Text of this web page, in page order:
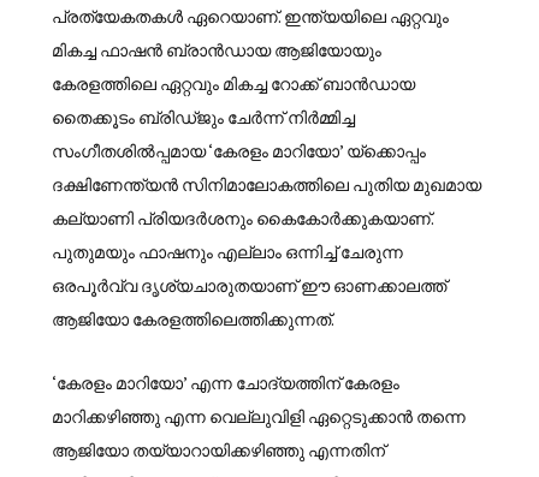
പ്രത്യേകതകള്‍ ഏറെയാണ്. ഇന്ത്യയിലെ ഏറ്റവും
മികച്ച ഫാഷന്‍ ബ്രാന്‍ഡായ ആജിയോയും
കേരളത്തിലെ ഏറ്റവും മികച്ച റോക്ക് ബാന്‍ഡായ
തൈക്കൂടം ബ്രിഡ്ജും ചേര്‍ന്ന് നിര്‍മ്മിച്ച
സംഗീതശില്‍പ്പമായ ‘കേരളം മാറിയോ’ യ്ക്കൊപ്പം
ദക്ഷിണേന്ത്യന്‍ സിനിമാലോകത്തിലെ പുതിയ മുഖമായ
കല്യാണി പ്രിയദര്‍ശനും കൈകോര്‍ക്കുകയാണ്.
പുതുമയും ഫാഷനും എല്ലാം ഒന്നിച്ച് ചേരുന്ന
ഒരപൂര്‍വ്വ ദൃശ്യചാരുതയാണ് ഈ ഓണക്കാലത്ത്
ആജിയോ കേരളത്തിലെത്തിക്കുന്നത്.
‘കേരളം മാറിയോ’ എന്ന ചോദ്യത്തിന് കേരളം
മാറിക്കഴിഞ്ഞു എന്ന വെല്ലുവിളി ഏറ്റെടുക്കാന്‍ തന്നെ
ആജിയോ തയ്യാറായിക്കഴിഞ്ഞു എന്നതിന്